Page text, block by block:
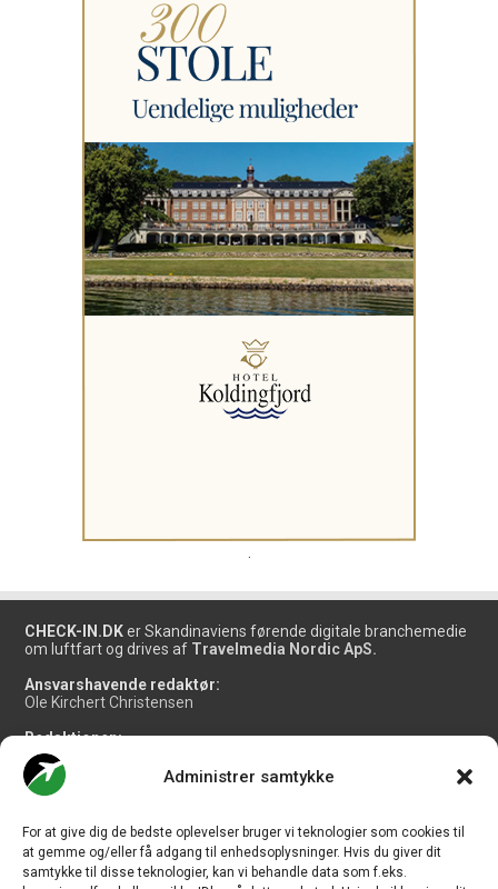
Administrer samtykke
For at give dig de bedste oplevelser bruger vi teknologier som cookies til
at gemme og/eller få adgang til enhedsoplysninger. Hvis du giver dit
samtykke til disse teknologier, kan vi behandle data som f.eks.
CHECK-IN.DK er Skandinaviens førende digitale branchemedie
om luftfart og drives af Travelmedia Nordic ApS.
Ansvarshavende redaktør:
Ole Kirchert Christensen
Redaktionen:
Christian Granhøj Skouboe
Henrik Baumgarten
Danny Longhi Andreasen
Salg og jobannoncer:
salg@travelmedianordic.com